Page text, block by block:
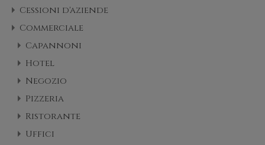
Cessioni d'aziende
Commerciale
Capannoni
Hotel
Negozio
Pizzeria
Ristorante
Uffici